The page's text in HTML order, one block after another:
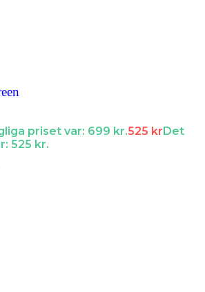
priset var: 699 kr.525 kr Det
525 kr.